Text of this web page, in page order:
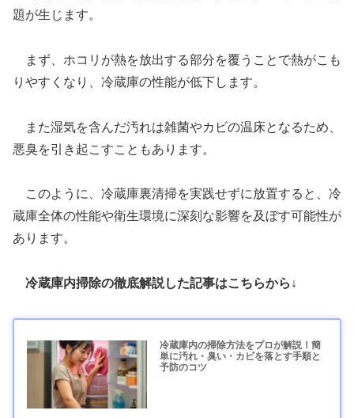
題が生じます。
まず、ホコリが熱を放出する部分を覆うことで熱がこも
りやすくなり、冷蔵庫の性能が低下します。
また湿気を含んだ汚れは雑菌やカビの温床となるため、
悪臭を引き起こすこともあります。
このように、冷蔵庫裏清掃を実践せずに放置すると、冷
蔵庫全体の性能や衛生環境に深刻な影響を及ぼす可能性が
あります。
冷蔵庫内掃除の徹底解説した記事はこちらから↓
冷蔵庫内の掃除方法をプロが解説！簡
単に汚れ・臭い・カビを落とす手順と
予防のコツ